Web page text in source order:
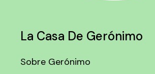
La Casa De Gerónimo
Sobre Gerónimo